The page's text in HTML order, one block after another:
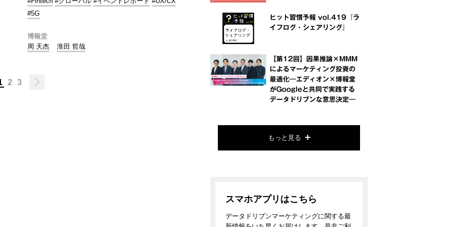
#5G
博報堂
周 天杰
淮田 哲哉
2 3
ヒット習慣予報 vol.419『ラ
イフログ・シェアリング』
【第12回】因果推論×MMM
によるマーケティング投資の
最適化―エディオン×博報堂
がGoogleと共同で実践する
データドリブンな意思決定―
もっと見る
スマホアプリはこちら
データドリブンマーケティングに関する最